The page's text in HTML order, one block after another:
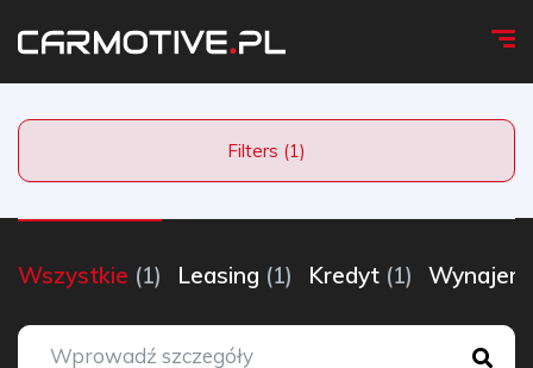
Filters (1)
Wszystkie (1) Leasing (1) Kredyt (1) Wynajem